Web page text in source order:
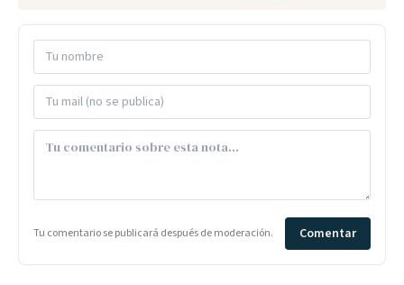
Tu comentario se publicará después de moderación. Comentar